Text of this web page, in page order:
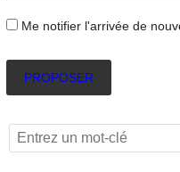
Me notifier l'arrivée de
PROPOSER